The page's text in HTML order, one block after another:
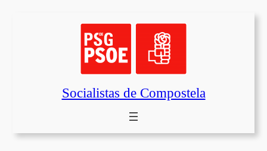
Socialistas de Compostela